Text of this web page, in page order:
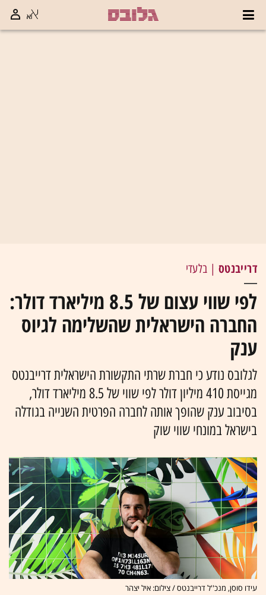
דרייבנטס | בלעדי
לפי שווי עצום של 8.5 מיליארד דולר:
החברה הישראלית שהשלימה לגיוס
ענק
לגלובס נודע כי חברת שרתי התקשורת הישראלית דרייבנטס
מגייסת 410 מיליון דולר לפי שווי של 8.5 מיליארד דולר,
בסיבוב ענק שהופך אותה לחברה הפרטית השנייה בגודלה
בישראל במונחי שווי שוק
עידו סוסן, מנכ''ל דרייבנטס / צילום: איל יצהר